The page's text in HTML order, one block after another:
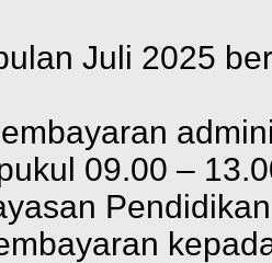
Juli 2025
09.00 –